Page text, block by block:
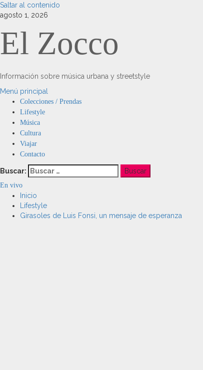
Saltar al contenido
agosto 1, 2026
El Zocco
Información sobre música urbana y streetstyle
Menú principal
Colecciones / Prendas
Lifestyle
Música
Cultura
Viajar
Contacto
Buscar:
En vivo
Inicio
Lifestyle
Girasoles de Luis Fonsi, un mensaje de esperanza